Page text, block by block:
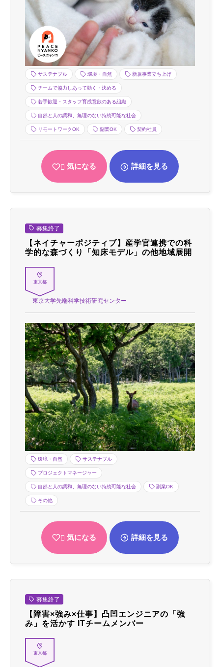
サステナブル 環境・自然 新規事業立ち上げ
チームで協力しあって動く・決める
若手歓迎・スタッフ育成意欲のある組織
自然と人の調和、無理のない持続可能な社会
リモートワークOK 副業OK 契約社員
気になる 詳細を見る
募集終了
【ネイチャーポジティブ】産学官連携での科
学的な森づくり「知床モデル」の他地域展開
東京都
東京大学先端科学技術研究センター
環境・自然 サステナブル
プロジェクトマネージャー
自然と人の調和、無理のない持続可能な社会 副業OK
その他
気になる 詳細を見る
募集終了
【障害×強み×仕事】凸凹エンジニアの「強
み」を活かす ITチームメンバー
東京都